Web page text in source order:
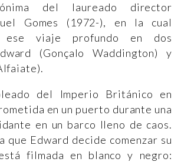
del laureado director
Gomes (1972-), en la cual
ese viaje profundo en dos
(Gonçalo Waddington) y
del Imperio Británico en
en un puerto durante una
en un barco lleno de caos.
que Edward decide comenzar su
filmada en blanco y negro: